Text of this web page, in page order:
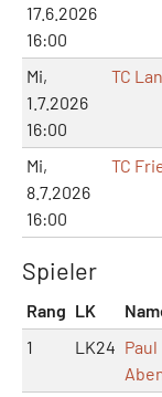
17.6.2026
16:00
Mi,
1.7.2026
16:00
TC
Mi,
8.7.2026
16:00
TC
Spieler
Rang LK
1
LK24 Paul